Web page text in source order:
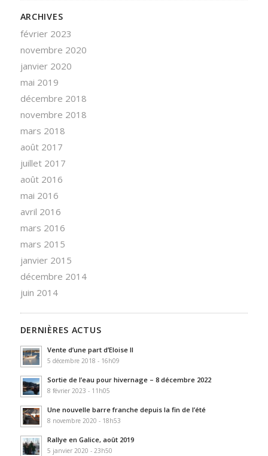
ARCHIVES
février 2023
novembre 2020
janvier 2020
mai 2019
décembre 2018
novembre 2018
mars 2018
août 2017
juillet 2017
août 2016
mai 2016
avril 2016
mars 2016
mars 2015
janvier 2015
décembre 2014
juin 2014
DERNIÈRES ACTUS
Vente d’une part d’Eloise II
5 décembre 2018 - 16h09
Sortie de l’eau pour hivernage – 8 décembre 2022
8 février 2023 - 11h05
Une nouvelle barre franche depuis la fin de l’été
8 novembre 2020 - 18h53
Rallye en Galice, août 2019
5 janvier 2020 - 23h50